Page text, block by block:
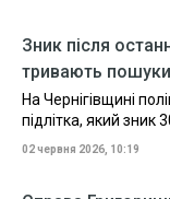
Зник після
тривають пошуки
На Чернігівщині
підлітка, який зник
02 червня 2026, 10:19